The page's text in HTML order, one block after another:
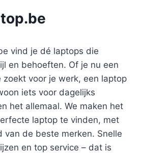
vind je dé laptops die
en behoeften. Of je nu een
zoekt voor je werk, een laptop
iets voor dagelijks
het allemaal. We maken het
laptop te vinden, met
van de beste merken. Snelle
en top service – dat is